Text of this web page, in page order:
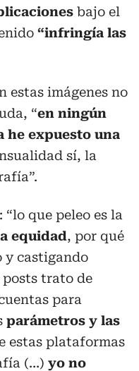
bajo el
“infringía las
estas imágenes no
“en ningún
he expuesto una
sí, la
“lo que peleo es la
equidad, por qué
y castigando
trato de
para
parámetros y las
estas plataformas
(…) yo no